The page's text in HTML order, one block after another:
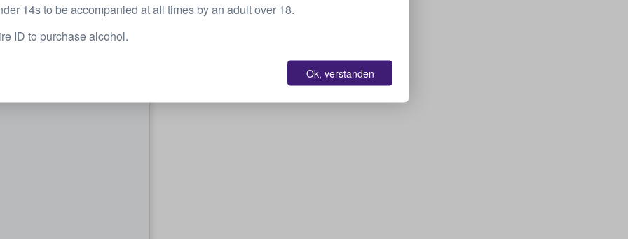
333 $
pro Ticket
14s to be accompanied at all times by an adult over 18.
ID to purchase alcohol.
Ok, verstanden